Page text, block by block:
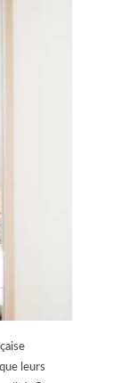
leurs